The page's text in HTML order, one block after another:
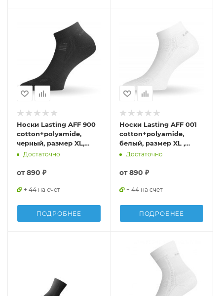
Носки Lasting AFF 900
cotton+polyamide,
черный, размер XL,
AFF900XL
Достаточно
от890 ₽
+ 44 на счет
ПОДРОБНЕЕ
Носки Lasting AFF 001
cotton+polyamide,
белый, размер XL ,
AFF001XL
Достаточно
от890 ₽
+ 44 на счет
ПОДРОБНЕЕ